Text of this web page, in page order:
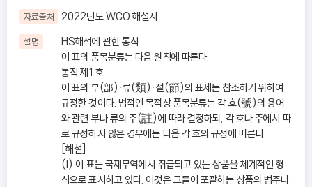
자료출처 2022년도 WCO 해설서
설명
HS해석에 관한 통칙
이 표의 품목분류는 다음 원칙에 따른다.
통칙 제1호
이 표의 부(部)ㆍ류(類)ㆍ절(節)의 표제는 참조하기 위하여
규정한 것이다. 법적인 목적상 품목분류는 각 호(號)의 용어
와 관련 부나 류의 주(註)에 따라 결정하되, 각 호나 주에서 따
로 규정하지 않은 경우에는 다음 각 호의 규정에 따른다.
[해설]
(I) 이 표는 국제무역에서 취급되고 있는 상품을 체계적인 형
식으로 표시하고 있다. 이것은 그들이 포괄하는 상품의 범주나